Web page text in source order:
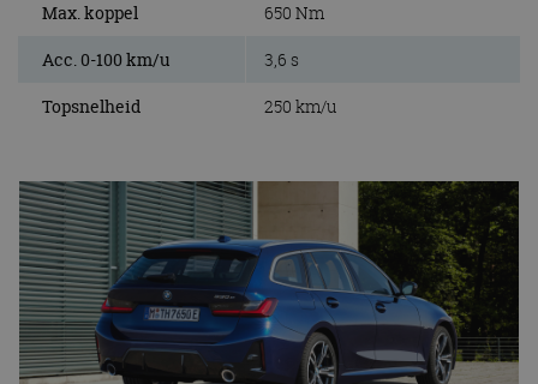
Max. koppel 650 Nm
Acc. 0-100 km/u 3,6 s
Topsnelheid 250 km/u